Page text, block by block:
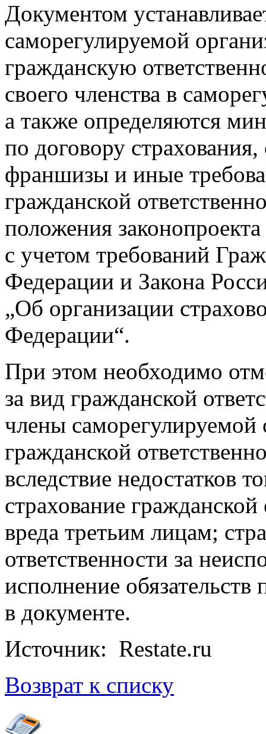
Документом
саморегулируемой
гражданскую
своего членства в
а также определяются
по договору
франшизы и иные
гражданской
положения
с учетом требований
Федерации и Закона
„Об организации
Федерации“.
При этом необходимо
за вид гражданской
члены саморегулируемой
гражданской
вследствие недостатков
страхование
вреда третьим лицам;
ответственности за
исполнение
в документе.
Источник: Restate.ru
Возврат к списку